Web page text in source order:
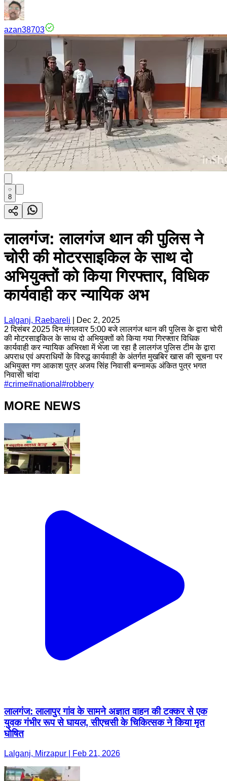
azan38703
8
लालगंज: लालगंज थान की पुलिस ने
चोरी की मोटरसाइकिल के साथ दो
अभियुक्तों को किया गिरफ्तार, विधिक
कार्यवाही कर न्यायिक अभ
Lalganj, Raebareli
Dec 2, 2025
2 दिसंबर 2025 दिन मंगलवार 5:00 बजे लालगंज थान की पुलिस के द्वारा चोरी
की मोटरसाइकिल के साथ दो अभियुक्तों को किया गया गिरफ्तार विधिक
कार्यवाही कर न्यायिक अभिरक्षा में भेजा जा रहा है लालगंज पुलिस टीम के द्वारा
अपराध एवं अपराधियों के विरुद्ध कार्यवाही के अंतर्गत मुखबिर खास की सूचना पर
अभियुक्त गण आकाश पुत्र अजय सिंह निवासी बन्नामऊ अंकित पुत्र भगत
निवासी चांदा
#crime#national #robbery
MORE NEWS
लालगंज: लालापुर गांव के सामने अज्ञात वाहन की टक्कर से एक
युवक गंभीर रूप से घायल, सीएचसी के चिकित्सक ने किया मृत
घोषित
Lalganj, Mirzapur | Feb 21, 2026